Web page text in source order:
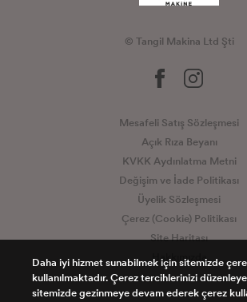
© Tangil Makina Ltd Şti
Mesafeli Satış Sözleşmesi
Açık Rıza Beyanı
KVKK Aydınlatma Metni
Değişim ve İade Politikası
Üyelik Sözleşmesi
Çerez (Cookie) Politikası
Site Haritası
Hakkımızda
Daha iyi hizmet sunabilmek için sitemizde
kullanılmaktadır. Çerez tercihlerinizi
sitemizde gezinmeye devam ederek çerez